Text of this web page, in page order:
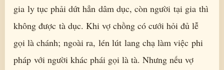
gia ly tục phải dứt hẳn dâm dục, còn người tại gia thì
không được tà dục. Khi vợ chồng có cưới hỏi đủ lễ
gọi là chánh; ngoài ra, lén lút lang chạ làm việc phi
pháp với người khác phái gọi là tà. Nhưng nếu vợ